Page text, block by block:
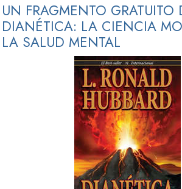
Credos y Códigos
Qué dicen los
Scientology
Conoce a un
Dentro de una
Los Principios
Una Introducción
Amor y Odio:
UN FRAGMENTO GRATUITO
DIANÉTICA: LA CIENCIA
LA SALUD MENTAL